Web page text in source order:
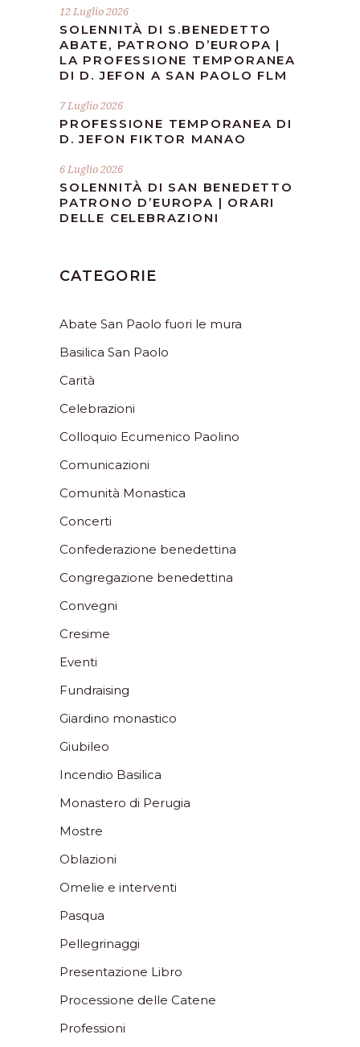
12 Luglio 2026
SOLENNITÀ DI S.BENEDETTO
ABATE, PATRONO D’EUROPA |
LA PROFESSIONE TEMPORANEA
DI D. JEFON A SAN PAOLO FLM
7 Luglio 2026
PROFESSIONE TEMPORANEA DI
D. JEFON FIKTOR MANAO
6 Luglio 2026
SOLENNITÀ DI SAN BENEDETTO
PATRONO D’EUROPA | ORARI
DELLE CELEBRAZIONI
CATEGORIE
Abate San Paolo fuori le mura
Basilica San Paolo
Carità
Celebrazioni
Colloquio Ecumenico Paolino
Comunicazioni
Comunità Monastica
Concerti
Confederazione benedettina
Congregazione benedettina
Convegni
Cresime
Eventi
Fundraising
Giardino monastico
Giubileo
Incendio Basilica
Monastero di Perugia
Mostre
Oblazioni
Omelie e interventi
Pasqua
Pellegrinaggi
Presentazione Libro
Processione delle Catene
Professioni